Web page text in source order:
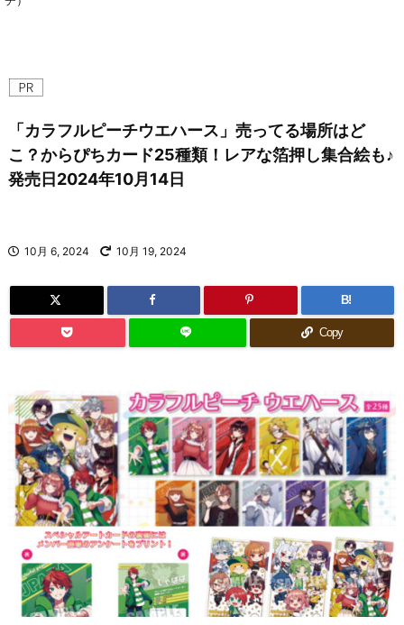
「カラフルピーチウエハース」売ってる場所はど
こ？からぴちカード25種類！レアな箔押し集合絵も♪
発売日2024年10月14日
10月 6, 2024 10月 19, 2024
B!
Copy